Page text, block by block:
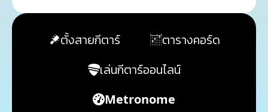
ตั้งสายกีตาร์
ตารางคอร์ด
เล่นกีตาร์ออนไลน์
Metronome